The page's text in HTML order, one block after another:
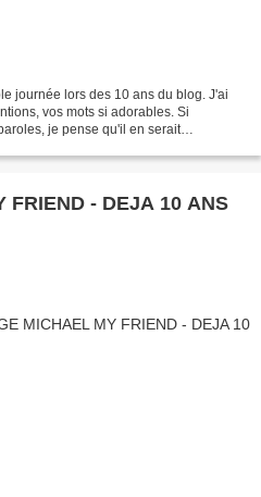
journée lors des 10 ans du blog. J'ai
vos mots si adorables. Si
je pense qu'il en serait
FRIEND - DEJA 10 ANS